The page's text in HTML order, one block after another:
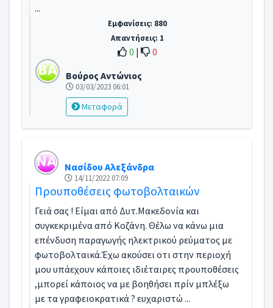
...
Εμφανίσεις: 880
Απαντήσεις: 1
0 |
0
Βούρος Αντώνιος
03/03/2023 06:01
Μεταφορά
Νασίδου Αλεξάνδρα
14/11/2022 07:09
Προυποθέσεις φωτοβολταικών
Γειά σας ! Είμαι από Δυτ.Μακεδονία και
συγκεκριμένα από Κοζάνη. Θέλω να κάνω μια
επένδυση παραγωγής ηλεκτρικού ρεύματος με
φωτοβολταικά.Έχω ακούσει οτι στην περιοχή
μου υπάεχουν κάποιες ιδιέταιρες προυποθέσεις
,μπορεί κάποιος να με βοηθήσει πρίν μπλέξω
με τα γραφειοκρατικά ? ευχαριστώ ...